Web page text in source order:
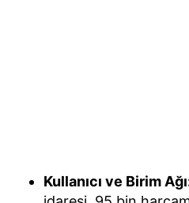
Kullanıcı ve Birim